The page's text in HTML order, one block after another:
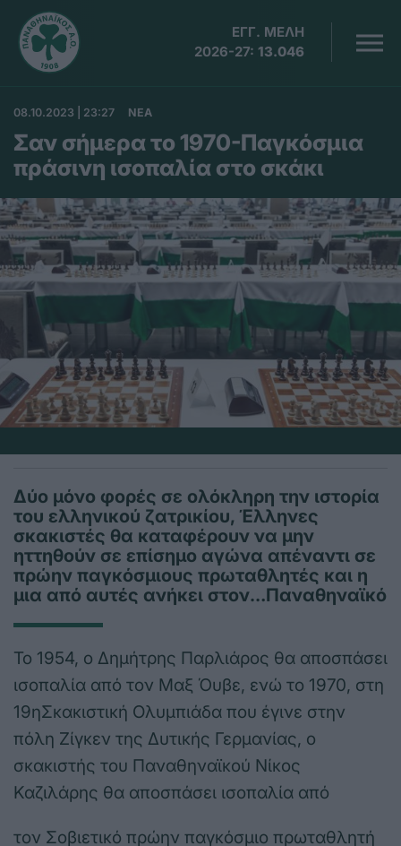
ΕΓΓ. ΜΕΛΗ
2026-27: 13.046
08.10.2023 | 23:27 ΝΕΑ
Σαν σήμερα το 1970-Παγκόσμια
πράσινη ισοπαλία στο σκάκι
Δύο μόνο φορές σε ολόκληρη την ιστορία
του ελληνικού ζατρικίου, Έλληνες
σκακιστές θα καταφέρουν να μην
ηττηθούν σε επίσημο αγώνα απέναντι σε
πρώην παγκόσμιους πρωταθλητές και η
μια από αυτές ανήκει στον…Παναθηναϊκό
Το 1954, ο Δημήτρης Παρλιάρος θα αποσπάσει
ισοπαλία από τον Μαξ Όυβε, ενώ το 1970, στη
19ηΣκακιστική Ολυμπιάδα που έγινε στην
πόλη Ζίγκεν της Δυτικής Γερμανίας, ο
σκακιστής του Παναθηναϊκού Νίκος
Καζιλάρης θα αποσπάσει ισοπαλία από
τον Σοβιετικό πρώην παγκόσμιο πρωταθλητή